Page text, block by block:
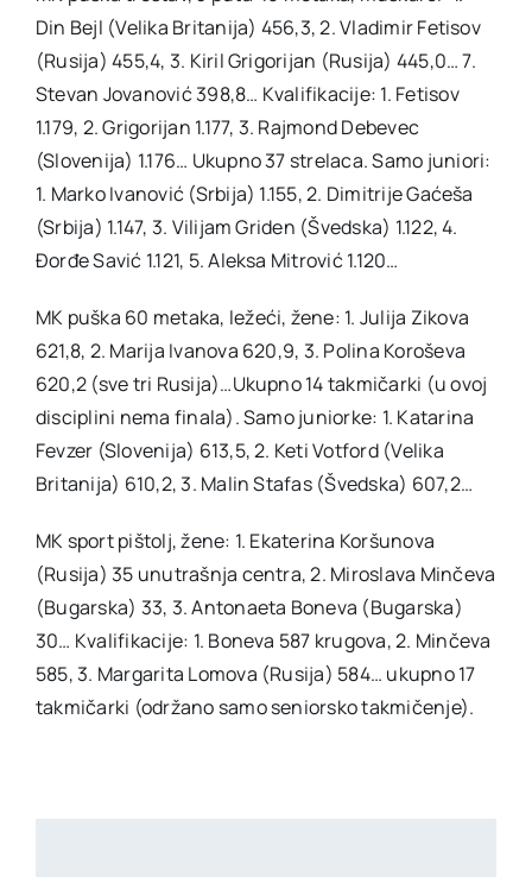
Din Bejl (Velika Britanija) 456,3, 2. Vladimir Fetisov
(Rusija) 455,4, 3. Kiril Grigorijan (Rusija) 445,0… 7.
Stevan Jovanović 398,8… Kvalifikacije: 1. Fetisov
1.179, 2. Grigorijan 1.177, 3. Rajmond Debevec
(Slovenija) 1.176… Ukupno 37 strelaca. Samo juniori:
1. Marko Ivanović (Srbija) 1.155, 2. Dimitrije Gaćeša
(Srbija) 1.147, 3. Vilijam Griden (Švedska) 1.122, 4.
Đorđe Savić 1.121, 5. Aleksa Mitrović 1.120…
MK puška 60 metaka, ležeći, žene: 1. Julija Zikova
621,8, 2. Marija Ivanova 620,9, 3. Polina Koroševa
620,2 (sve tri Rusija)…Ukupno 14 takmičarki (u ovoj
disciplini nema finala). Samo juniorke: 1. Katarina
Fevzer (Slovenija) 613,5, 2. Keti Votford (Velika
Britanija) 610,2, 3. Malin Stafas (Švedska) 607,2…
MK sport pištolj, žene: 1. Ekaterina Koršunova
(Rusija) 35 unutrašnja centra, 2. Miroslava Minčeva
(Bugarska) 33, 3. Antonaeta Boneva (Bugarska)
30… Kvalifikacije: 1. Boneva 587 krugova, 2. Minčeva
585, 3. Margarita Lomova (Rusija) 584… ukupno 17
takmičarki (održano samo seniorsko takmičenje).